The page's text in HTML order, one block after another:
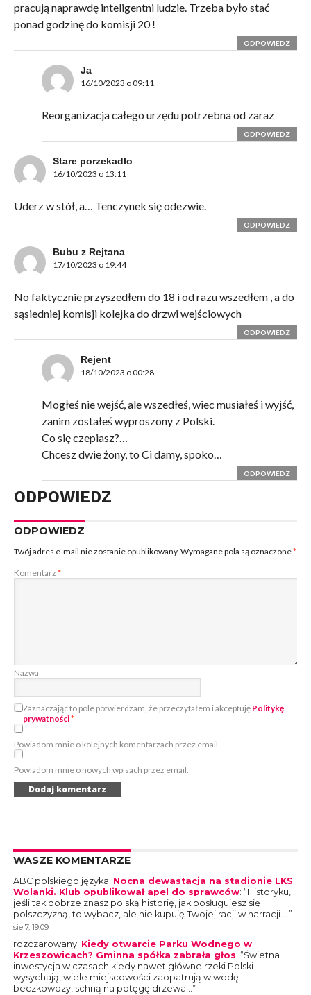
pracują naprawdę inteligentni ludzie. Trzeba było stać
ponad godzinę do komisji 20 !
ODPOWIEDZ
Ja
16/10/2023 o 09:11
Reorganizacja całego urzędu potrzebna od zaraz
ODPOWIEDZ
Stare porzekadło
16/10/2023 o 13:11
Uderz w stół, a… Tenczynek się odezwie.
ODPOWIEDZ
Bubu z Rejtana
17/10/2023 o 19:44
No faktycznie przyszedłem do 18 i od razu wszedłem , a do
sąsiedniej komisji kolejka do drzwi wejściowych
ODPOWIEDZ
Rejent
18/10/2023 o 00:28
Mogłeś nie wejść, ale wszedłeś, wiec musiałeś i wyjść,
zanim zostałeś wyproszony z Polski.
Co się czepiasz?…
Chcesz dwie żony, to Ci damy, spoko…
ODPOWIEDZ
ODPOWIEDZ
ODPOWIEDZ
Twój adres e-mail nie zostanie opublikowany. Wymagane pola są oznaczone*
Komentarz *
Nazwa
Zaznaczając to pole potwierdzam, że przeczytałem i akceptuję Politykę
prywatności*
Powiadom mnie o kolejnych komentarzach przez email.
Powiadom mnie o nowych wpisach przez email.
WASZE KOMENTARZE
ABC polskiego języka: Nocna dewastacja na stadionie LKS
Wolanki. Klub opublikował apel do sprawców: “Historyku,
jeśli tak dobrze znasz polską historię, jak posługujesz się
polszczyzną, to wybacz, ale nie kupuję Twojej racji w narracji.…”
sie 7, 19:09
rozczarowany: Kiedy otwarcie Parku Wodnego w
Krzeszowicach? Gminna spółka zabrała głos: “Świetna
inwestycja w czasach kiedy nawet główne rzeki Polski
wysychają, wiele miejscowości zaopatrują w wodę
beczkowozy, schną na potęgę drzewa…”